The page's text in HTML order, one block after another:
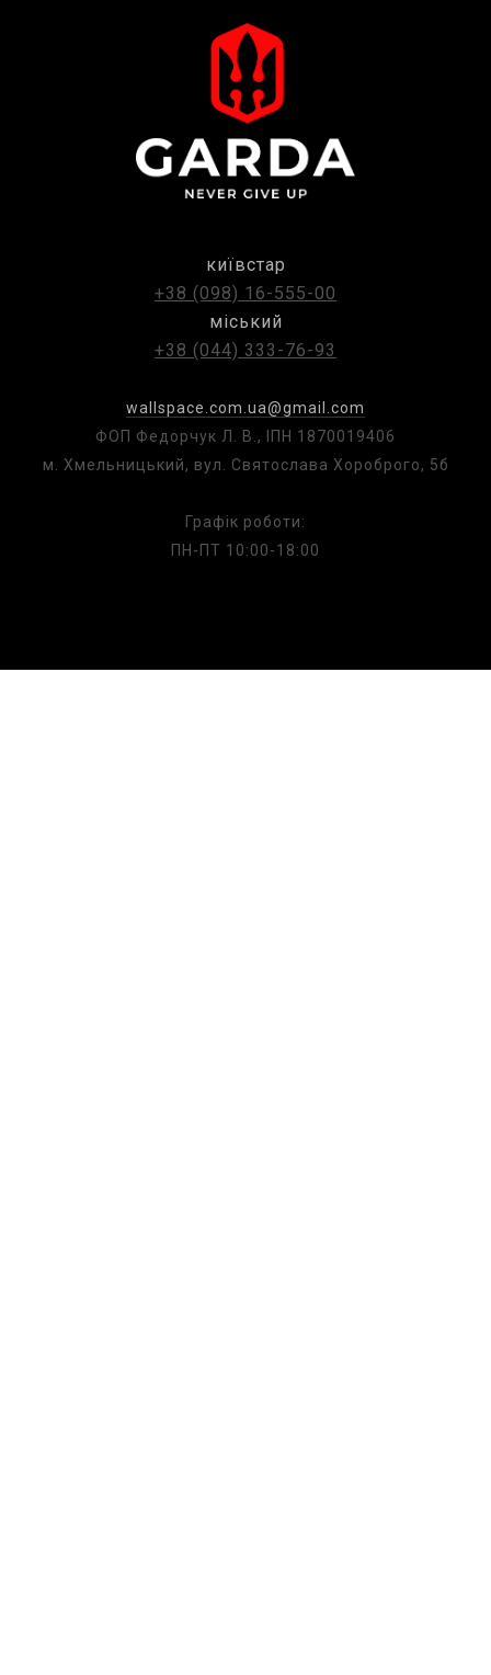
київстар
+38 (098) 16-555-00
міський
+38 (044) 333-76-93
wallspace.com.ua@gmail.com
ФОП Федорчук Л. В., ІПН 1870019406
м. Хмельницький, вул. Святослава Хороброго, 5б
Графік роботи:
ПН-ПТ 10:00-18:00